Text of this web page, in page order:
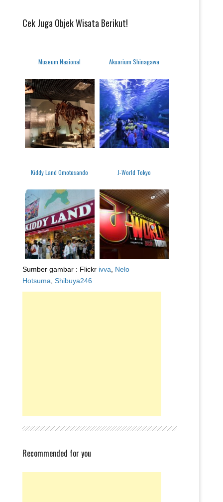
Cek Juga Objek Wisata Berikut!
Museum Nasional Akuarium Shinagawa
Kiddy Land Omotesando J-World Tokyo
Sumber gambar : Flickr ivva
Nelo
Hotsuma Shibuya246
Recommended for you